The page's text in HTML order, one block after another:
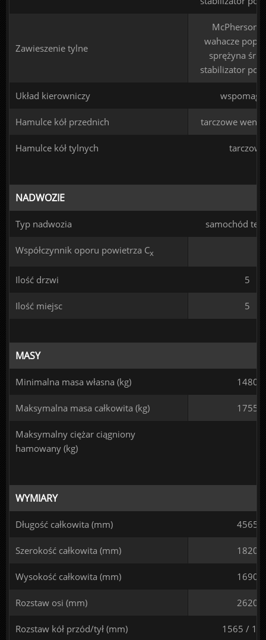
Zawieszenie tylne
McPherson
wahacze
sprężyna
stabilizator
Układ kierowniczy
Hamulce kół przednich tarczowe
Hamulce kół tylnych tarczowe
NADWOZIE
Typ nadwozia samochód
Współczynnik oporu powietrza Cx
Ilość drzwi 5
Ilość miejsc 5
MASY
Minimalna masa własna (kg) 1480
Maksymalna masa całkowita (kg) 1755
Maksymalny ciężar ciągniony
hamowany (kg)
WYMIARY
Długość całkowita (mm) 4565
Szerokość całkowita (mm) 1820
Wysokość całkowita (mm) 1690
Rozstaw osi (mm) 2620
Rozstaw kół przód/tył (mm) 1565 /